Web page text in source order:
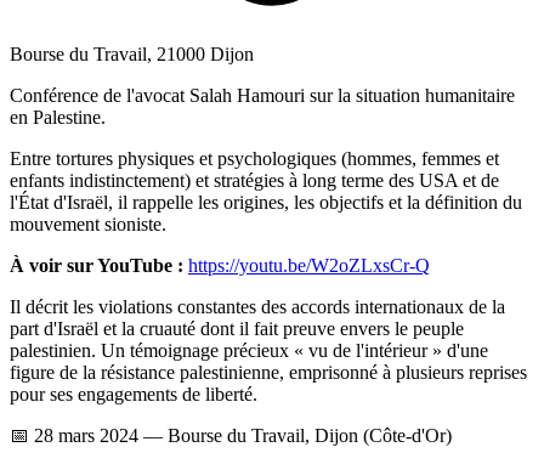
Bourse du Travail, 21000 Dijon
Conférence de l'avocat Salah Hamouri sur la situation humanitaire
en Palestine.
Entre tortures physiques et psychologiques (hommes, femmes et
enfants indistinctement) et stratégies à long terme des USA et de
l'État d'Israël, il rappelle les origines, les objectifs et la définition du
mouvement sioniste.
À voir sur YouTube : https://youtu.be/W2oZLxsCr-Q
Il décrit les violations constantes des accords internationaux de la
part d'Israël et la cruauté dont il fait preuve envers le peuple
palestinien. Un témoignage précieux « vu de l'intérieur » d'une
figure de la résistance palestinienne, emprisonné à plusieurs reprises
pour ses engagements de liberté.
📅 28 mars 2024 — Bourse du Travail, Dijon (Côte-d'Or)